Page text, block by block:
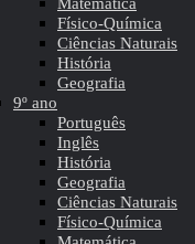
Físico-Química
Ciências Naturais
História
Geografia
9º ano
Português
Inglês
História
Geografia
Ciências Naturais
Físico-Química